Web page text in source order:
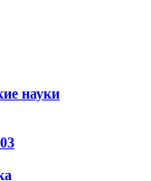
науки